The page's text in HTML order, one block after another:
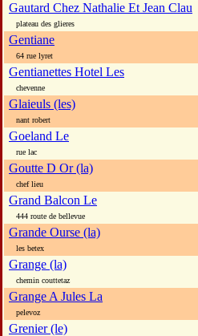
Gautard Chez Nathalie Et Jean Clau
plateau des glieres
Gentiane
64 rue lyret
Gentianettes Hotel Les
chevenne
Glaieuls (les)
nant robert
Goeland Le
rue lac
Goutte D Or (la)
chef lieu
Grand Balcon Le
444 route de bellevue
Grande Ourse (la)
les betex
Grange (la)
chemin couttetaz
Grange A Jules La
pelevoz
Grenier (le)